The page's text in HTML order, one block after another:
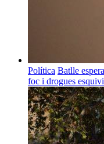
Política Batlle
foc i drogues